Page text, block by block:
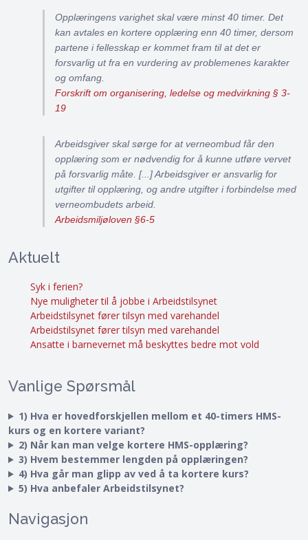
Opplæringens varighet skal være minst 40 timer. Det
kan avtales en kortere opplæring enn 40 timer, dersom
partene i fellesskap er kommet fram til at det er
forsvarlig ut fra en vurdering av problemenes karakter
og omfang.
Forskrift om organisering, ledelse og medvirkning § 3-
19
Arbeidsgiver skal sørge for at verneombud får den
opplæring som er nødvendig for å kunne utføre vervet
på forsvarlig måte. [...] Arbeidsgiver er ansvarlig for
utgifter til opplæring, og andre utgifter i forbindelse med
verneombudets arbeid.
Arbeidsmiljøloven §6-5
Aktuelt
Syk i ferien?
Nye muligheter til å jobbe i Arbeidstilsynet
Arbeidstilsynet fører tilsyn med varehandel
Arbeidstilsynet fører tilsyn med varehandel
Ansatte i barnevernet må beskyttes bedre mot vold
Vanlige Spørsmål
1) Hva er hovedforskjellen mellom et 40-timers HMS-
kurs og en kortere variant?
2) Når kan man velge kortere HMS-opplæring?
3) Hvem bestemmer lengden på opplæringen?
4) Hva går man glipp av ved å ta kortere kurs?
5) Hva anbefaler Arbeidstilsynet?
Navigasjon